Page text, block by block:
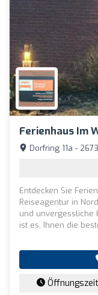
Ferienhaus Im
Dorfring 11a -
Entdecken Sie
Reiseagentur in
und unvergessliche
ist es, Ihnen die